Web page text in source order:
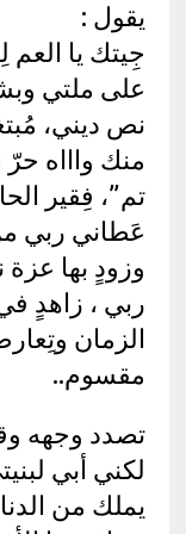
يقول :
جِيتك يا العم
على ملتي
نص ديني،
منك واااه
تم”، فِقير
عَطاني ربي
وزودٍ بها
ربي ، زاهدٍ
الزمان
مقسوم..
تصدد وجهه
لكني أبي
يملك من